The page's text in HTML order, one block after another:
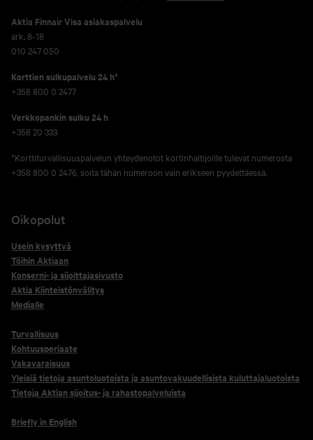
Aktia Finnair Visa asiakaspalvelu
ark. 8-18
010 247 050
Korttien sulkupalvelu 24 h*
+358 800 0 2477
Verkko­pankin sulku 24 h
+358 20 333
*Korttiturvallisuuspalvelun yhteydenotot kortinhaltijoille tulevat numerosta
+358 800 0 2476, soita tähän numeroon vain erikseen pyydettäessä.
Oikopolut
Usein kysyttyä
Töihin Aktiaan
Konserni- ja sijoittajasivusto
Aktia Kiinteistönvälitys
Medialle
Turvallisuus
Kohtuusperiaate
Vakavaraisuus
Yleisiä tietoja asuntoluotoista ja asuntovakuudellisista kuluttajaluotoista
Tietoja Aktian sijoitus- ja rahastopalveluista
Briefly in English